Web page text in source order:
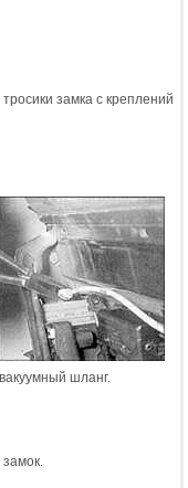
замка с креплений
шланг.